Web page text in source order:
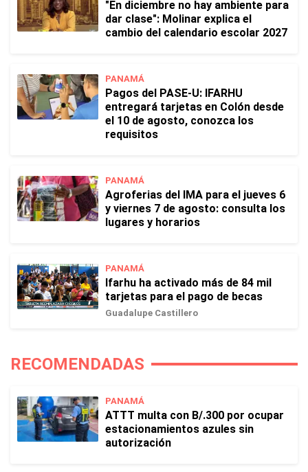
"En diciembre no hay ambiente para
dar clase": Molinar explica el
cambio del calendario escolar 2027
PANAMÁ
Pagos del PASE-U: IFARHU
entregará tarjetas en Colón desde
el 10 de agosto, conozca los
requisitos
PANAMÁ
Agroferias del IMA para el jueves 6
y viernes 7 de agosto: consulta los
lugares y horarios
PANAMÁ
Ifarhu ha activado más de 84 mil
tarjetas para el pago de becas
Guadalupe Castillero
RECOMENDADAS
PANAMÁ
ATTT multa con B/.300 por ocupar
estacionamientos azules sin
autorización